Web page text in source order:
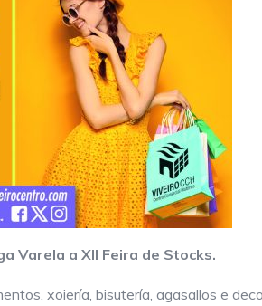
Varela a XII Feira de Stocks.
xoiería, bisutería, agasallos e